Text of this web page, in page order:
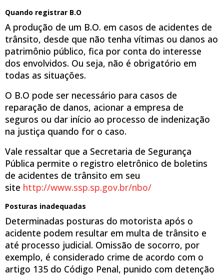
Quando registrar B.O
A produção de um B.O. em casos de acidentes de
trânsito, desde que não tenha vítimas ou danos ao
patrimônio público, fica por conta do interesse
dos envolvidos. Ou seja, não é obrigatório em
todas as situações.
O B.O pode ser necessário para casos de
reparação de danos, acionar a empresa de
seguros ou dar início ao processo de indenização
na justiça quando for o caso.
Vale ressaltar que a Secretaria de Segurança
Pública permite o registro eletrônico de boletins
de acidentes de trânsito em seu
site http://www.ssp.sp.gov.br/nbo/
Posturas inadequadas
Determinadas posturas do motorista após o
acidente podem resultar em multa de trânsito e
até processo judicial. Omissão de socorro, por
exemplo, é considerado crime de acordo com o
artigo 135 do Código Penal, punido com detenção